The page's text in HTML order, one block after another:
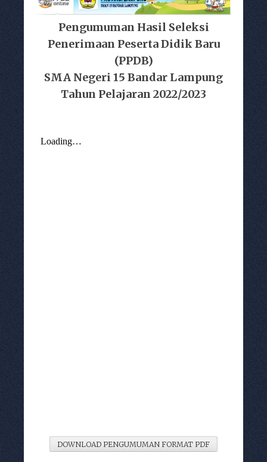
Pengumuman Hasil Seleksi
Penerimaan Peserta Didik Baru
(PPDB)
SMA Negeri 15 Bandar Lampung
Tahun Pelajaran 2022/2023
DOWNLOAD PENGUMUMAN FORMAT PDF